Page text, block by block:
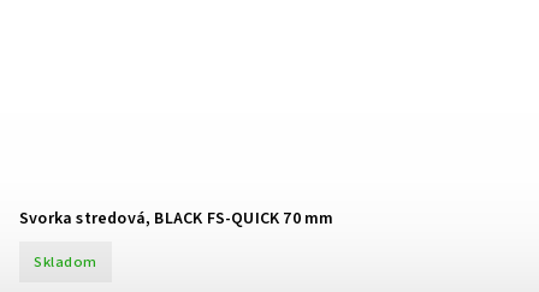
Svorka stredová, BLACK FS-QUICK 70 mm
Skladom